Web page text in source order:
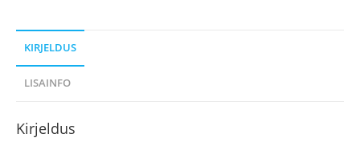
KIRJELDUS
LISAINFO
Kirjeldus